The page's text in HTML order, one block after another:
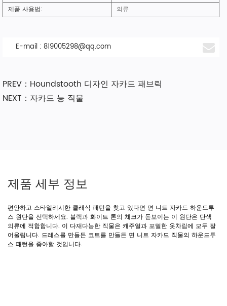
제품 사용법:
의류
E-mail : 819005298@qq.com
PREV：Houndstooth 디자인 자카드 패브릭
NEXT：자카드 능 직물
제품 세부 정보
편안하고 스타일리시한 클래식 패턴을 찾고 있다면 면 니트 자카드 하운드투
스 원단을 선택하세요. 블랙과 화이트 톤의 체크가 돋보이는 이 원단은 단색
의류에 적합합니다. 이 다재다능한 직물은 캐주얼과 포멀한 옷차림에 모두 잘
어울립니다. 드레스를 만들든 코트를 만들든 면 니트 자카드 직물의 하운드투
스 패턴을 좋아할 것입니다.